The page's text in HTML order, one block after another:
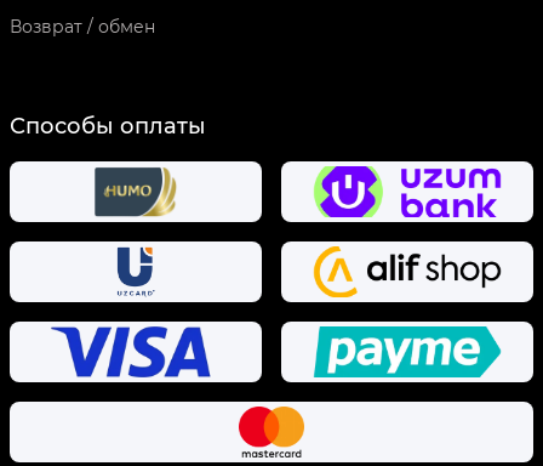
Возврат / обмен
Способы оплаты